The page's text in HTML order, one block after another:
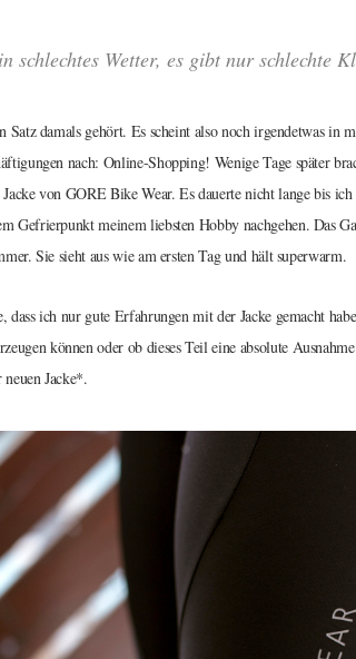
schlechtes Wetter, es gibt nur schlechte
Satz damals gehört. Es scheint also noch irgendetwas in
nach: Online-Shopping! Wenige Tage später
von GORE Bike Wear. Es dauerte nicht lange bis
Gefrierpunkt meinem liebsten Hobby nachgehen. Das
Sie sieht aus wie am ersten Tag und hält superwarm.
dass ich nur gute Erfahrungen mit der Jacke gemacht
können oder ob dieses Teil eine absolute
Jacke*.